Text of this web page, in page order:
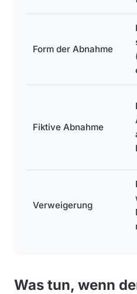
Form der Abnahme
Fiktive Abnahme
Verweigerung
Was tun, wenn